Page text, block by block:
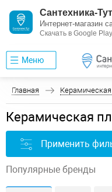
Сантехника-Тут
Интернет-магазин
Скачать в Google Play
Меню
Главная Керамическая
Керамическая
Применить
Популярные бренды